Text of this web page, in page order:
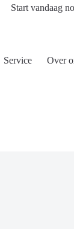
Start vandaag
Service Over